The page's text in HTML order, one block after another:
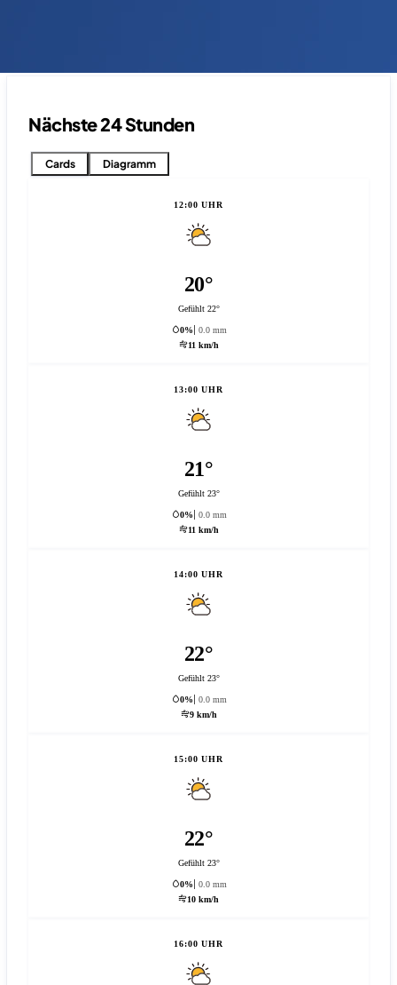
Nächste 24 Stunden
Cards Diagramm
12:00 UHR
20°
Gefühlt 22°
0%
0.0 mm
11 km/h
13:00 UHR
21°
Gefühlt 23°
0%
0.0 mm
11 km/h
14:00 UHR
22°
Gefühlt 23°
0%
0.0 mm
9 km/h
15:00 UHR
22°
Gefühlt 23°
0%
0.0 mm
10 km/h
16:00 UHR